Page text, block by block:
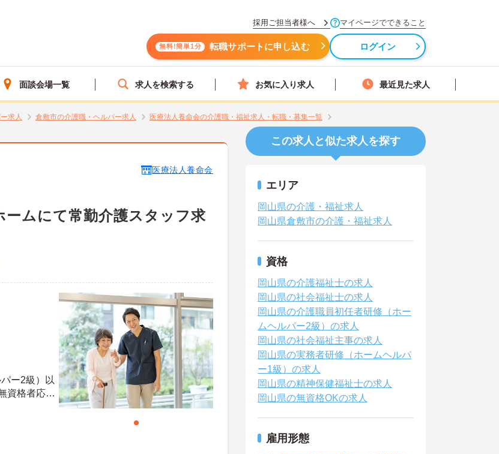
採用ご担当者様へ マイページでできること
無料!簡単1分 転職サポートに申し込む ログイン
面談会場一覧 求人を検索する お気に入り求人 最近見た求人
求人 倉敷市の介護職・ヘルパー求人
医療法人養命会の介護職・福祉求人・転職・募集一覧
医療法人養命会
ムにて常勤介護スタッフ求
ー2級）以
資格者応相
この求人と似た求人を探す
エリア
岡山県の介護・福祉求人
岡山県倉敷市の介護・福祉求人
資格
岡山県の介護福祉士の求人
岡山県の社会福祉士の求人
岡山県の介護職員初任者研修（ホー
ムヘルパー2級）の求人
岡山県の社会福祉主事の求人
岡山県の実務者研修（ホームヘルパ
ー1級）の求人
岡山県の精神保健福祉士の求人
岡山県の無資格OKの求人
雇用形態